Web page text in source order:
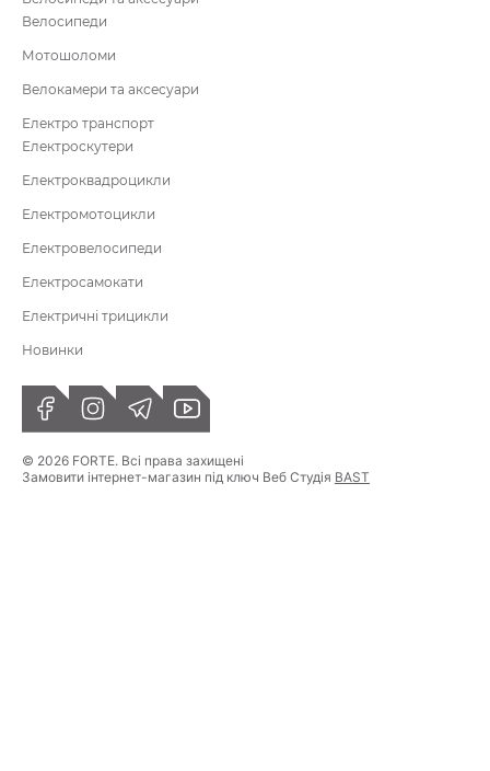
Велосипеди
Мотошоломи
Велокамери та аксесуари
Електро транспорт
Електроскутери
Електроквадроцикли
Електромотоцикли
Електровелосипеди
Електросамокати
Електричні трицикли
Новинки
© 2026 FORTE. Всі права захищені
Замовити інтернет-магазин під ключ Веб Студія BAST